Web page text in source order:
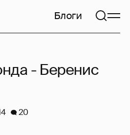
Блоги
- Беренис
20